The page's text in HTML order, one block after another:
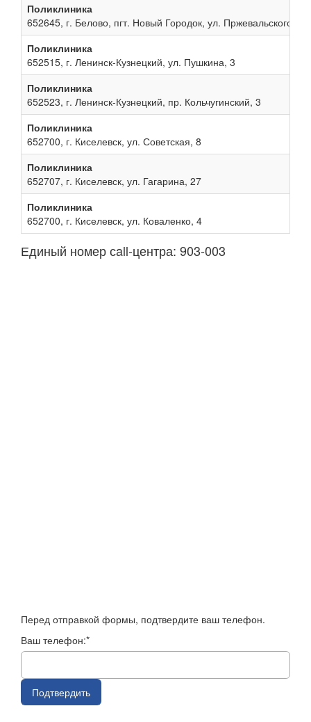
Поликлиника
652645, г. Белово, пгт. Новый Городок, ул. Пржевальского, 13
Поликлиника
652515, г. Ленинск-Кузнецкий, ул. Пушкина, 3
Поликлиника
652523, г. Ленинск-Кузнецкий, пр. Кольчугинский, 3
Поликлиника
652700, г. Киселевск, ул. Советская, 8
Поликлиника
652707, г. Киселевск, ул. Гагарина, 27
Поликлиника
652700, г. Киселевск, ул. Коваленко, 4
Единый номер сall-центра: 903-003
Перед отправкой формы, подтвердите ваш телефон.
Ваш телефон:*
Подтвердить